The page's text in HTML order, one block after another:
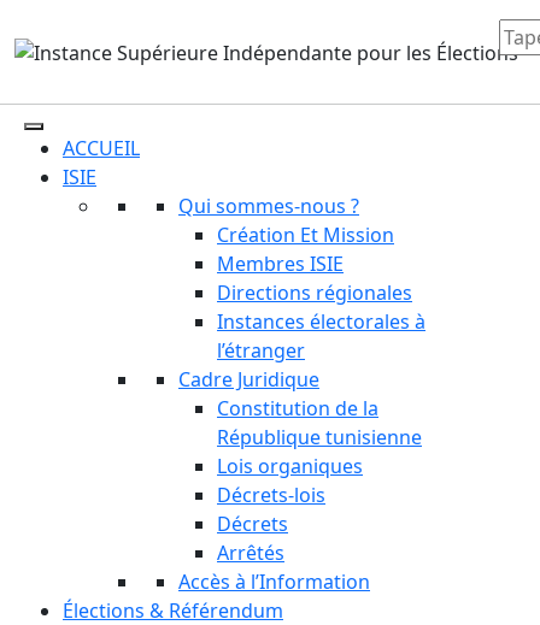
ACCUEIL
ISIE
Qui sommes-nous ?
Création Et Mission
Membres ISIE
Directions régionales
Instances électorales à
l’étranger
Cadre Juridique
Constitution de la
République tunisienne
Lois organiques
Décrets-lois
Décrets
Arrêtés
Accès à l’Information
Élections & Référendum